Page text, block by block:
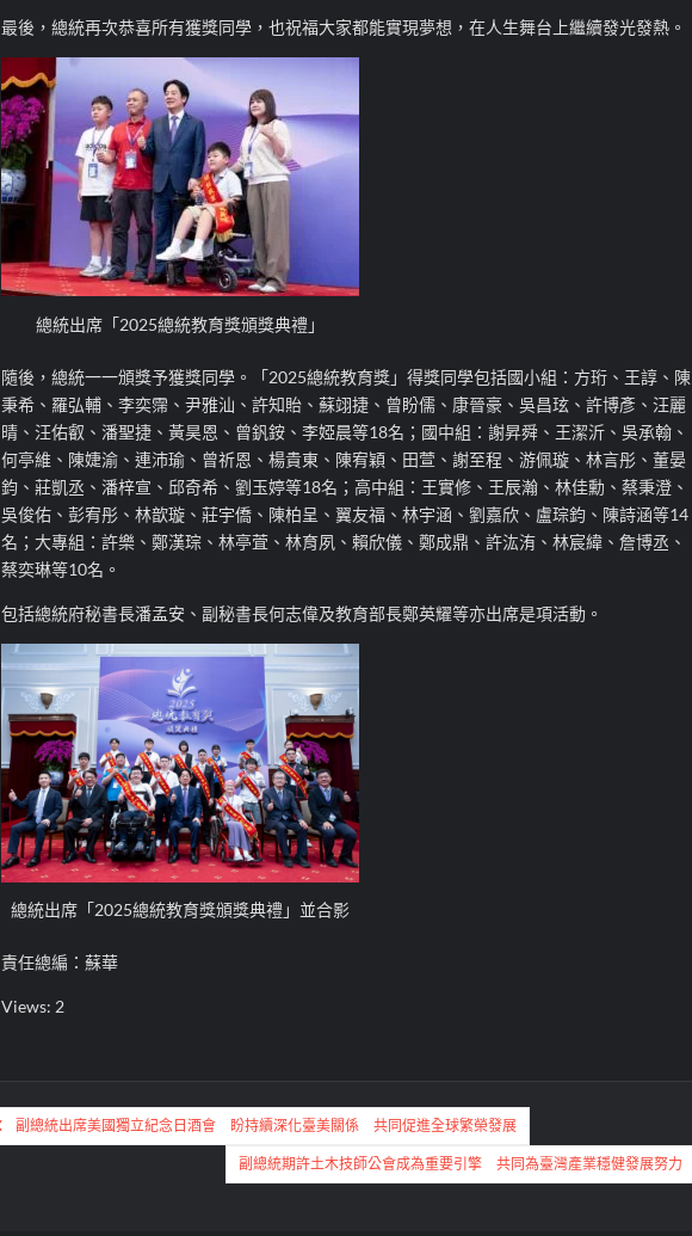
最後，總統再次恭喜所有獲獎同學，也祝福大家都能實現夢想，在人生舞台上繼續發光發熱。
總統出席「2025總統教育獎頒獎典禮」
隨後，總統一一頒獎予獲獎同學。「2025總統教育獎」得獎同學包括國小組：方珩、王諄、陳
秉希、羅弘輔、李奕霈、尹雅汕、許知貽、蘇翊捷、曾盼儒、康晉豪、吳昌玹、許博彥、汪麗
晴、汪佑叡、潘聖捷、黃昊恩、曾釩銨、李婭晨等18名；國中組：謝昇舜、王潔沂、吳承翰、
何亭維、陳婕渝、連沛瑜、曾祈恩、楊貴東、陳宥穎、田萱、謝至程、游佩璇、林言彤、董晏
鈞、莊凱丞、潘梓宣、邱奇希、劉玉婷等18名；高中組：王實修、王辰瀚、林佳勳、蔡秉澄、
吳俊佑、彭宥彤、林歆璇、莊宇僑、陳柏呈、翼友福、林宇涵、劉嘉欣、盧琮鈞、陳詩涵等14
名；大專組：許樂、鄭漢琮、林亭萓、林育夙、賴欣儀、鄭成鼎、許汯洧、林宸緯、詹博丞、
蔡奕琳等10名。
包括總統府秘書長潘孟安、副秘書長何志偉及教育部長鄭英耀等亦出席是項活動。
總統出席「2025總統教育獎頒獎典禮」並合影
責任總編：蘇華
Views: 2
副總統出席美國獨立紀念日酒會 盼持續深化臺美關係 共同促進全球繁榮發展
副總統期許土木技師公會成為重要引擎 共同為臺灣產業穩健發展努力